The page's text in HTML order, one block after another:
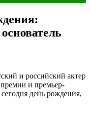
и российский актер
и премьер-
день рождения,